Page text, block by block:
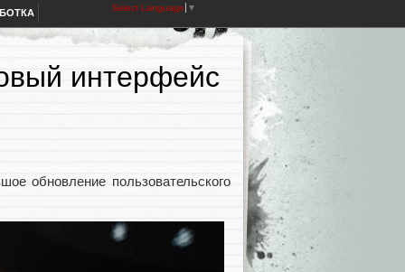
Select Language ▼
интерфейс
обновление пользовательского